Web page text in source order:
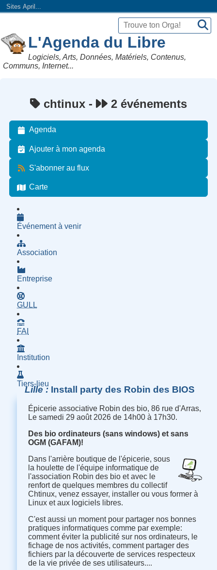
Sites April...
L'Agenda du Libre
Logiciels, Arts, Données, Matériels, Contenus,
Communs, Internet...
chtinux - 2 événements
Agenda
Ajouter à mon agenda
S'abonner au flux
Carte
Événement à venir
Association
Entreprise
GULL
FAI
Institution
Tiers-lieu
Lille Install party des Robin des BIOS
Épicerie associative Robin des bio, 86 rue d'Arras,
Le samedi 29 août 2026 de 14h00 à 17h30.
Des bio ordinateurs (sans windows) et sans
OGM (GAFAM)!
Dans l'arrière boutique de l'épicerie, sous
la houlette de l'équipe informatique de
l'association Robin des bio et avec le
renfort de quelques membres du collectif
Chtinux, venez essayer, installer ou vous former à
Linux et aux logiciels libres.
C'est aussi un moment pour partager nos bonnes
pratiques informatiques comme par exemple:
comment éviter la publicité sur nos ordinateurs, le
fichage de nos activités, comment partager des
fichiers par la découverte de services respecteux
de la vie privée de ses utilisateurs....